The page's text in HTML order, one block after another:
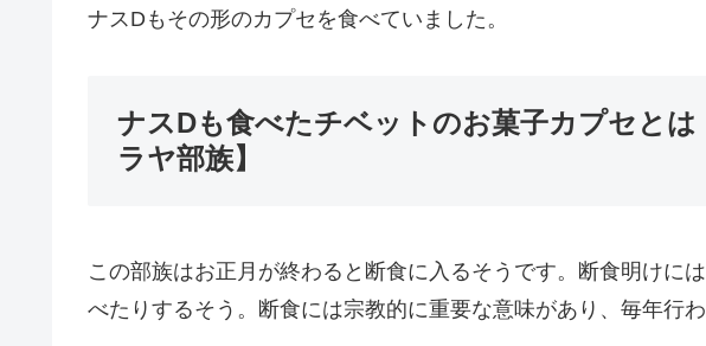
ナスDもその形のカプセを食べていました。
ナスDも食べたチベットのお菓子カプセとは
ラヤ部族】
この部族はお正月が終わると断食に入るそうです。断食明けに
べたりするそう。断食には宗教的に重要な意味があり、毎年行わ